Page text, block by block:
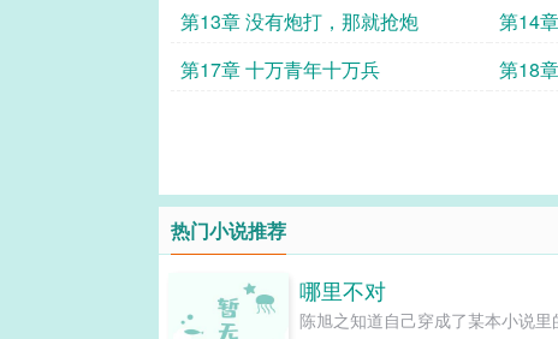
第13章 没有炮打，那就抢炮
第14
第17章 十万青年十万兵
第18
热门小说推荐
哪里不对
陈旭之知道自己穿成了某本小说里